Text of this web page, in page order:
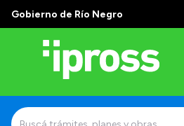
Gobierno de Río Negro